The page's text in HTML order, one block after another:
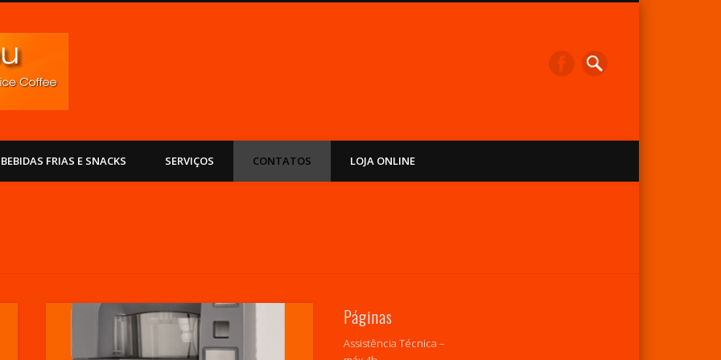
BEBIDAS FRIAS E SNACKS SERVIÇOS CONTATOS LOJA ONLINE
Páginas
Assistência Técnica –